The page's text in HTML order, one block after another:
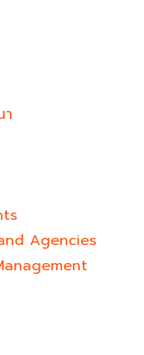
Agencies